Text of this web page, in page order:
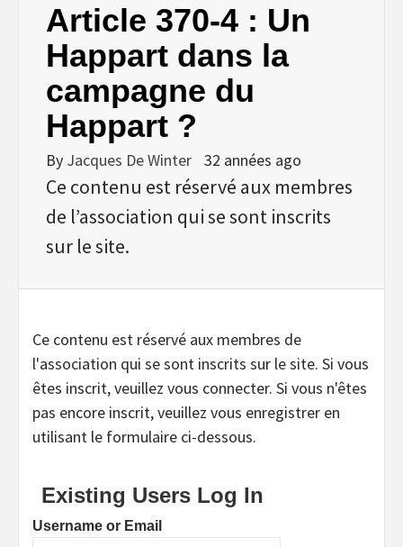
Article 370-4 : Un
Happart dans la
campagne du
Happart ?
By Jacques De Winter 32 années ago
Ce contenu est réservé aux membres
de l’association qui se sont inscrits
sur le site.
Ce contenu est réservé aux membres de
l'association qui se sont inscrits sur le site. Si vous
êtes inscrit, veuillez vous connecter. Si vous n'êtes
pas encore inscrit, veuillez vous enregistrer en
utilisant le formulaire ci-dessous.
Existing Users Log In
Username or Email